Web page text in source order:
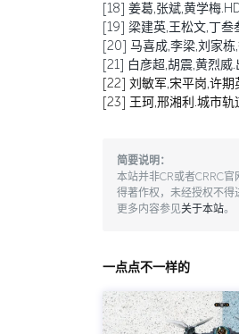
[18] 姜葛,张斌,黄学梅
[19] 梁建英,王松文,丁
[20] 马喜成,李梁,刘家
[21] 白彦超,胡震,黄烈
[22] 刘敏军,宋平岗,许
[23] 王珂,邢湘利.城市
简要说明：
本站并非CR或者CRRC
得著作权，未经授权不得
更多内容参见关于本站。
一点点不一样的